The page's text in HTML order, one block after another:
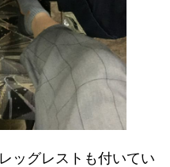
ッグレストも付いてい